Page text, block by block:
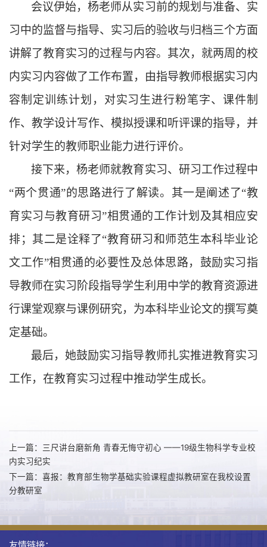
会议伊始，杨老师从实习前的规划与准备、实
习中的监督与指导、实习后的验收与归档三个方面
讲解了教育实习的过程与内容。其次，就两周的校
内实习内容做了工作布置，由指导教师根据实习内
容制定训练计划，对实习生进行粉笔字、课件制
作、教学设计写作、模拟授课和听评课的指导，并
针对学生的教师职业能力进行评价。
接下来，杨老师就教育实习、研习工作过程中
“两个贯通”的思路进行了解读。其一是阐述了“教
育实习与教育研习”相贯通的工作计划及其相应安
排；其二是诠释了“教育研习和师范生本科毕业论
文工作”相贯通的必要性及总体思路，鼓励实习指
导教师在实习阶段指导学生利用中学的教育资源进
行课堂观察与课例研究，为本科毕业论文的撰写奠
定基础。
最后，她鼓励实习指导教师扎实推进教育实习
工作，在教育实习过程中推动学生成长。
上一篇：三尺讲台磨新角 青春无悔守初心 ——19级生物科学专业校
内实习纪实
下一篇：喜报：教育部生物学基础实验课程虚拟教研室在我校设置
分教研室